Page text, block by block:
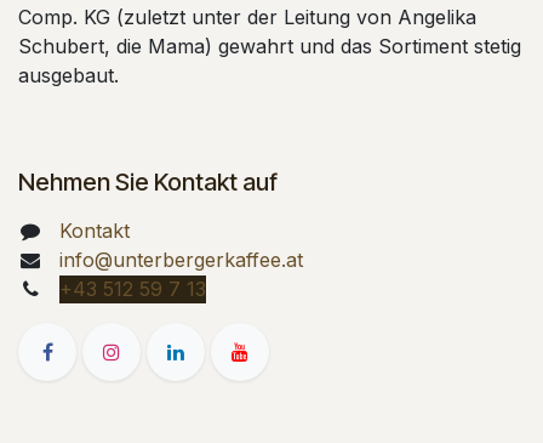
Comp. KG (zuletzt unter der Leitung von Angelika
Schubert, die Mama) gewahrt und das Sortiment stetig
ausgebaut.
Nehmen Sie Kontakt auf
Kontakt
info@unterbergerkaffee.at
+43 512 59 7 13